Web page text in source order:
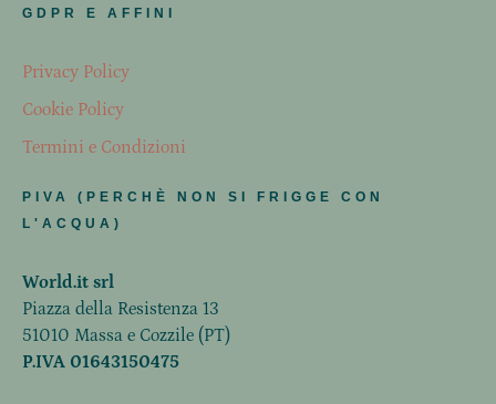
GDPR E AFFINI
Privacy Policy
Cookie Policy
Termini e Condizioni
PIVA (PERCHÈ NON SI FRIGGE CON
L'ACQUA)
World.it srl
Piazza della Resistenza 13
51010 Massa e Cozzile (PT)
P.IVA 01643150475